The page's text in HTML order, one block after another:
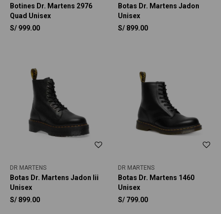
Botines Dr. Martens 2976
Quad Unisex
S/ 999.00
Botas Dr. Martens Jadon
Unisex
S/ 899.00
DR MARTENS
Botas Dr. Martens Jadon Iii
Unisex
S/ 899.00
DR MARTENS
Botas Dr. Martens 1460
Unisex
S/ 799.00